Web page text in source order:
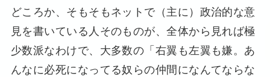
どころか、そもそもネットで（主に）政治的な意
見を書いている人そのものが、全体から見れば極
少数派なわけで、大多数の「右翼も左翼も嫌。あ
んなに必死になってる奴らの仲間になんてならな